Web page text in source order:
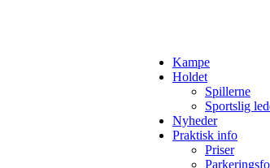
Kampe
Holdet
Spillerne
Sportslig
Nyheder
Praktisk info
Priser